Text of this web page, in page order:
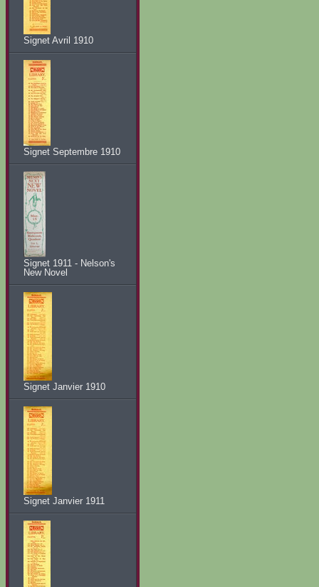
Signet Avril 1910
Signet Septembre 1910
Signet 1911 - Nelson's
New Novel
Signet Janvier 1910
Signet Janvier 1911